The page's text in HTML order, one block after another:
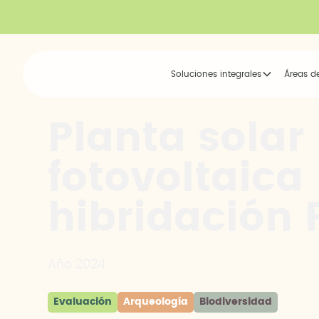
Soluciones integrales Áreas
Evaluación Arqueología Biodiversidad